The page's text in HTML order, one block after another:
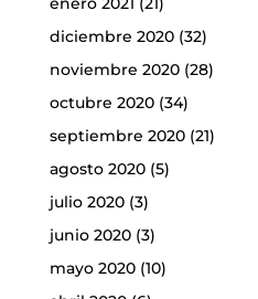
diciembre 2020(32)
noviembre 2020(28)
octubre 2020(34)
septiembre 2020(21)
agosto 2020(5)
julio 2020(3)
junio 2020(3)
mayo 2020(10)